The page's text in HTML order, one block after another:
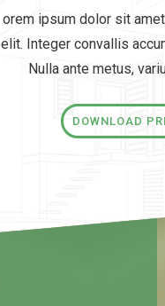
orem ipsum dolor sit
elit. Integer convallis
Nulla ante metus,
DOWNLOAD